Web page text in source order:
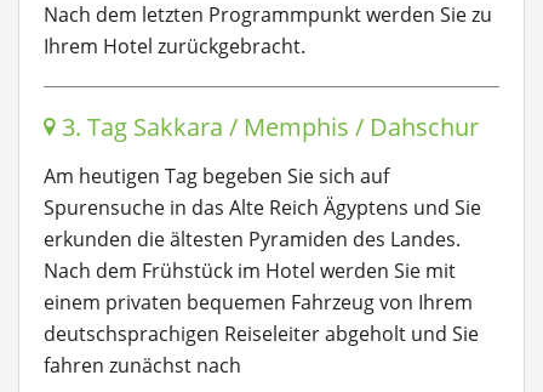
Nach dem letzten Programmpunkt werden Sie zu
Ihrem Hotel zurückgebracht.
3. Tag Sakkara / Memphis / Dahschur
Am heutigen Tag begeben Sie sich auf
Spurensuche in das Alte Reich Ägyptens und Sie
erkunden die ältesten Pyramiden des Landes.
Nach dem Frühstück im Hotel werden Sie mit
einem privaten bequemen Fahrzeug von Ihrem
deutschsprachigen Reiseleiter abgeholt und Sie
fahren zunächst nach